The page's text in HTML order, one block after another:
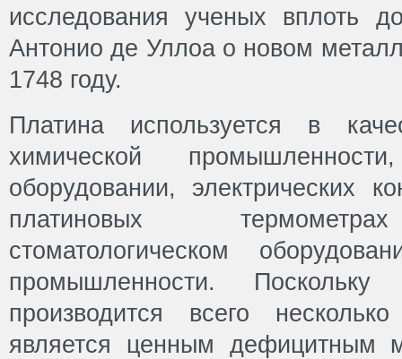
исследования ученых вплоть
Антонио де Уллоа о новом
1748 году.
Платина используется в
химической
оборудовании, электрических
платиновых
стоматологическом
промышленности.
производится всего
является ценным дефицитным